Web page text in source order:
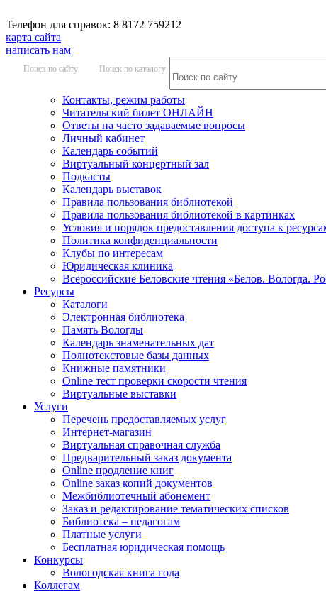
Телефон для справок: 8 8172 759212
карта сайта
написать нам
Поиск по сайту Поиск по каталогу
Контакты, режим работы
Читательский билет ОНЛАЙН
Ответы на часто задаваемые вопросы
Личный кабинет
Календарь событий
Виртуальный концертный зал
Подкасты
Календарь выставок
Правила пользования библиотекой
Правила пользования библиотекой в картинках
Условия и порядок предоставления доступа к
Политика конфиденциальности
Клубы по интересам
Юридическая клиника
Всероссийские Беловские чтения «Белов. Вологда.
Ресурсы
Каталоги
Электронная библиотека
Память Вологды
Календарь знаменательных дат
Полнотекстовые базы данных
Книжные памятники
Online тест проверки скорости чтения
Виртуальные выставки
Услуги
Перечень предоставляемых услуг
Интернет-магазин
Виртуальная справочная служба
Предварительный заказ документа
Online продление книг
Online заказ копий документов
Межбиблиотечный абонемент
Заказ и редактирование тематических списков
Библиотека – педагогам
Платные услуги
Бесплатная юридическая помощь
Конкурсы
Вологодская книга года
Коллегам